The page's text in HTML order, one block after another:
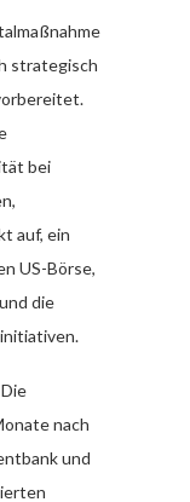
strategisch
bei
auf, ein
US-Börse,
die
nach
und